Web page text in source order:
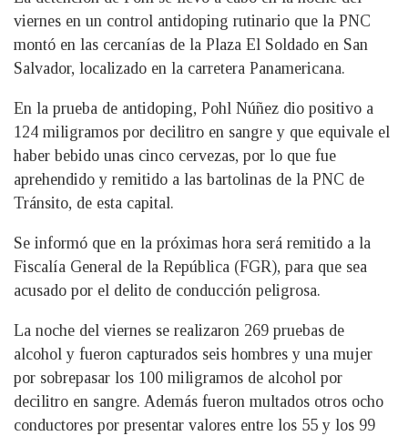
viernes en un control antidoping rutinario que la PNC
montó en las cercanías de la Plaza El Soldado en San
Salvador, localizado en la carretera Panamericana.
En la prueba de antidoping, Pohl Núñez dio positivo a
124 miligramos por decilitro en sangre y que equivale el
haber bebido unas cinco cervezas, por lo que fue
aprehendido y remitido a las bartolinas de la PNC de
Tránsito, de esta capital.
Se informó que en la próximas hora será remitido a la
Fiscalía General de la República (FGR), para que sea
acusado por el delito de conducción peligrosa.
La noche del viernes se realizaron 269 pruebas de
alcohol y fueron capturados seis hombres y una mujer
por sobrepasar los 100 miligramos de alcohol por
decilitro en sangre. Además fueron multados otros ocho
conductores por presentar valores entre los 55 y los 99